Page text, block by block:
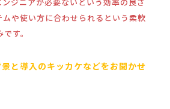
ジニアが必要ないという効率の良さ
や使い方に合わせられるという柔軟
す。
と導入のキッカケなどをお聞かせ